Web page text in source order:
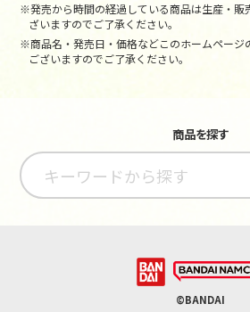
※発売から時間の経過している商品は生産・販
ざいますのでご了承ください。
※商品名・発売日・価格などこのホームページ
ございますのでご了承ください。
商品を探す
©BANDAI